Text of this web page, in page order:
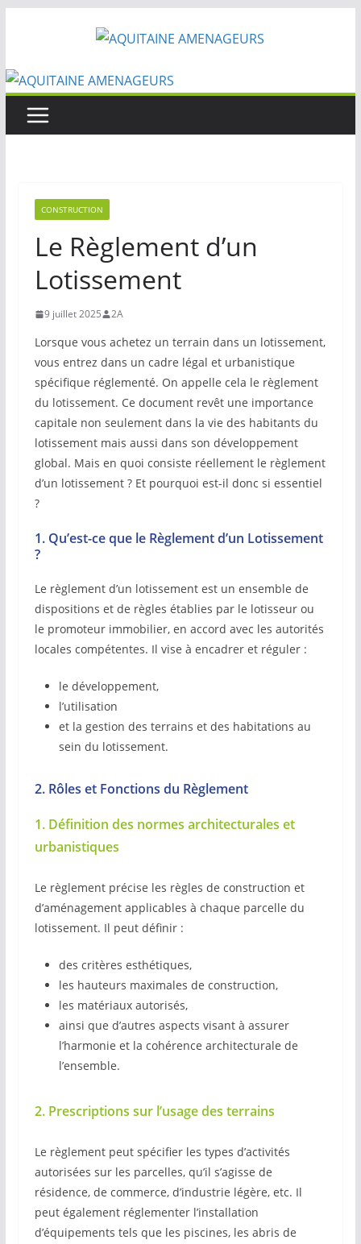
CONSTRUCTION
Le Règlement d’un
Lotissement
9 juillet 2025 2A
Lorsque vous achetez un terrain dans un lotissement,
vous entrez dans un cadre légal et urbanistique
spécifique réglementé. On appelle cela le règlement
du lotissement. Ce document revêt une importance
capitale non seulement dans la vie des habitants du
lotissement mais aussi dans son développement
global. Mais en quoi consiste réellement le règlement
d’un lotissement ? Et pourquoi est-il donc si essentiel
?
1. Qu’est-ce que le Règlement d’un Lotissement
?
Le règlement d’un lotissement est un ensemble de
dispositions et de règles établies par le lotisseur ou
le promoteur immobilier, en accord avec les autorités
locales compétentes. Il vise à encadrer et réguler :
le développement,
l’utilisation
et la gestion des terrains et des habitations au
sein du lotissement.
2. Rôles et Fonctions du Règlement
1. Définition des normes architecturales et
urbanistiques
Le règlement précise les règles de construction et
d’aménagement applicables à chaque parcelle du
lotissement. Il peut définir :
des critères esthétiques,
les hauteurs maximales de construction,
les matériaux autorisés,
ainsi que d’autres aspects visant à assurer
l’harmonie et la cohérence architecturale de
l’ensemble.
2. Prescriptions sur l’usage des terrains
Le règlement peut spécifier les types d’activités
autorisées sur les parcelles, qu’il s’agisse de
résidence, de commerce, d’industrie légère, etc. Il
peut également réglementer l’installation
d’équipements tels que les piscines, les abris de